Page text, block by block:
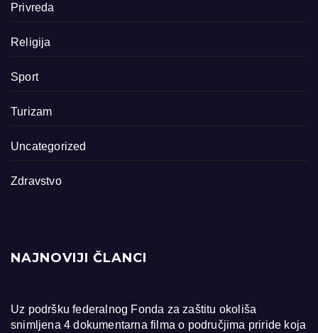
Privreda
Religija
Sport
Turizam
Uncategorized
Zdravstvo
NAJNOVIJI ČLANCI
Uz podršku federalnog Fonda za zaštitu okoliša
snimljena 4 dokumentarna filma o područjima priride koja